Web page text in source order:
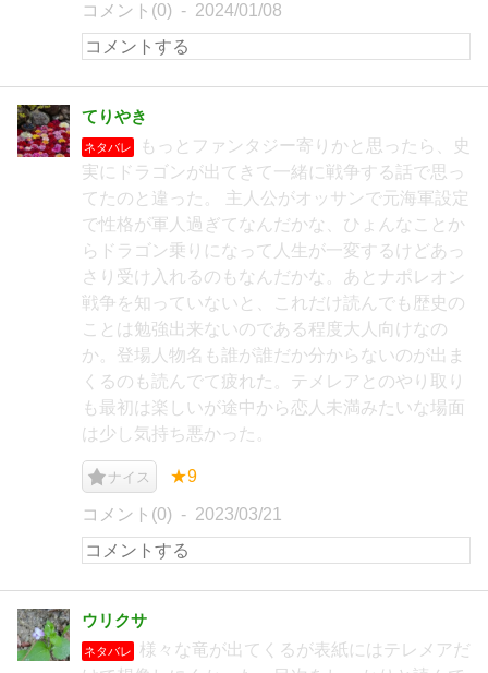
コメント(0) 2024/01/08
てりやき
ネタバレ
もっとファンタジー寄りかと思ったら、史
実にドラゴンが出てきて一緒に戦争する話で思っ
てたのと違った。 主人公がオッサンで元海軍設定
で性格が軍人過ぎてなんだかな、ひょんなことか
らドラゴン乗りになって人生が一変するけどあっ
さり受け入れるのもなんだかな。あとナポレオン
戦争を知っていないと、これだけ読んでも歴史の
ことは勉強出来ないのである程度大人向けなの
か。登場人物名も誰が誰だか分からないのが出ま
くるのも読んでて疲れた。テメレアとのやり取り
も最初は楽しいが途中から恋人未満みたいな場面
は少し気持ち悪かった。
ナイス ★9
コメント(0) 2023/03/21
ウリクサ
ネタバレ
様々な竜が出てくるが表紙にはテレメアだ